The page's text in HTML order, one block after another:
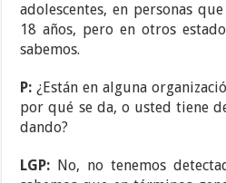
adolescentes, en personas
18 años, pero en otros
sabemos.
P: ¿Están en alguna
por qué se da, o usted tiene
dando?
LGP: No, no tenemos